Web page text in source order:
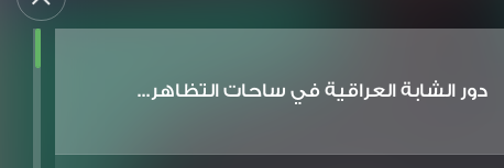
دور الشابة العراقية في ساحات التظاهر...